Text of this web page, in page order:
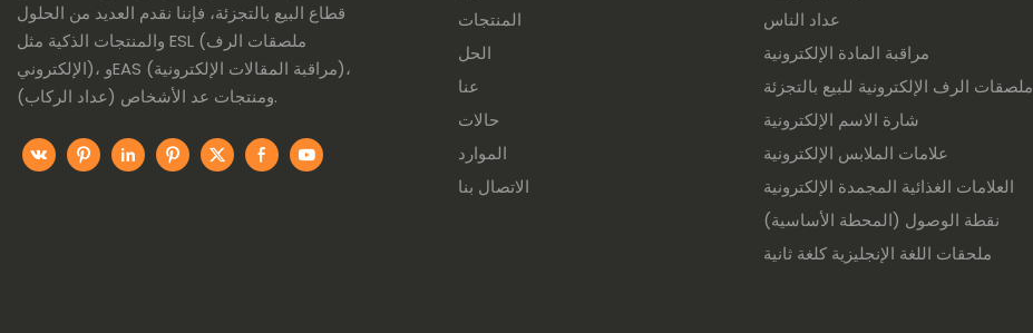
قطاع البيع بالتجزئة، فإننا نقدم العديد من الحلول
والمنتجات الذكية مثل ESL (ملصقات الرف
الإلكتروني)، وEAS (مراقبة المقالات الإلكترونية)،
ومنتجات عد الأشخاص (عداد الركاب).
المنتجات
الحل
عنا
حالات
الموارد
الاتصال بنا
عداد الناس
مراقبة المادة الإلكترونية
ملصقات الرف الإلكترونية للبيع بالتجزئة
شارة الاسم الإلكترونية
علامات الملابس الإلكترونية
العلامات الغذائية المجمدة الإلكترونية
نقطة الوصول (المحطة الأساسية)
ملحقات اللغة الإنجليزية كلغة ثانية